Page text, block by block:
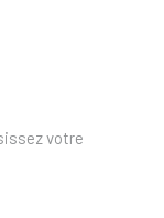
votre